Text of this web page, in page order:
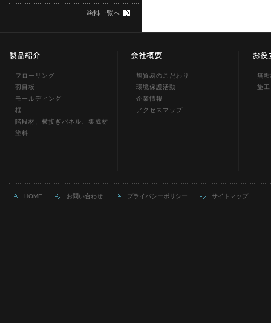
フローリング
羽目板
モールディング
框
階段材、横接ぎパネル、集成材
塗料
旭貿易のこだわり
環境保護活動
企業情報
アクセスマップ
無
施
HOME お問い合わせ プライバシーポリシー サイトマップ